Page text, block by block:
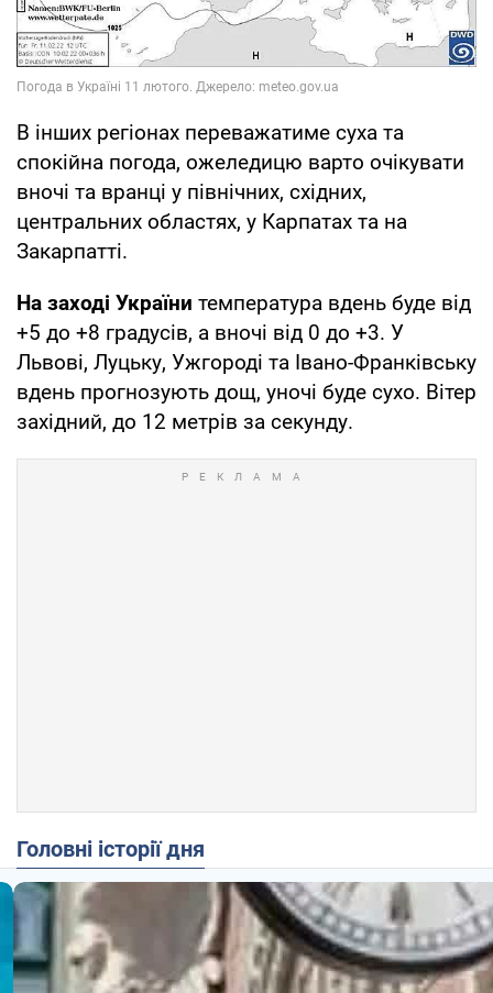
В інших регіонах переважатиме суха та
спокійна погода, ожеледицю варто очікувати
вночі та вранці у північних, східних,
центральних областях, у Карпатах та на
Закарпатті.
На заході України температура вдень буде від
+5 до +8 градусів, а вночі від 0 до +3. У
Львові, Луцьку, Ужгороді та Івано-Франківську
вдень прогнозують дощ, уночі буде сухо. Вітер
західний, до 12 метрів за секунду.
Головні історії дня